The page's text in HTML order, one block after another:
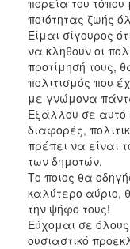
ποιότητας ζωής
Είμαι σίγουρος
να κληθούν οι
προτίμησή τους,
πολιτισμός που
με γνώμονα
Εξάλλου σε αυτό
διαφορές,
πρέπει να είναι
των δημοτών.
Το ποιος θα
καλύτερο αύριο,
την ψήφο τους!
Εύχομαι σε
ουσιαστικό